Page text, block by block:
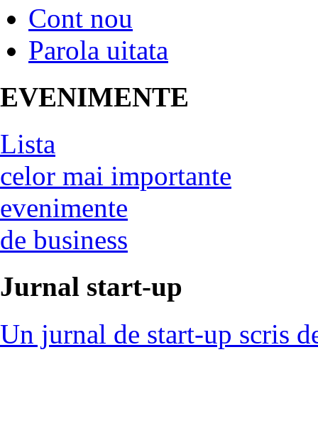
Cont nou
Parola uitata
EVENIMENTE
Lista
celor mai importante
evenimente
de business
Jurnal start-up
Un jurnal de start-up scris